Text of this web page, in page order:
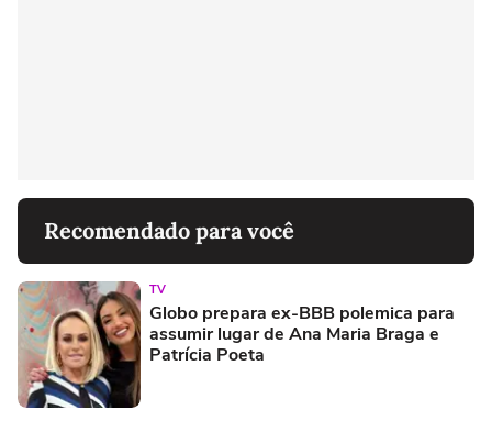
Recomendado para você
TV
Globo prepara ex-BBB polemica para
assumir lugar de Ana Maria Braga e
Patrícia Poeta